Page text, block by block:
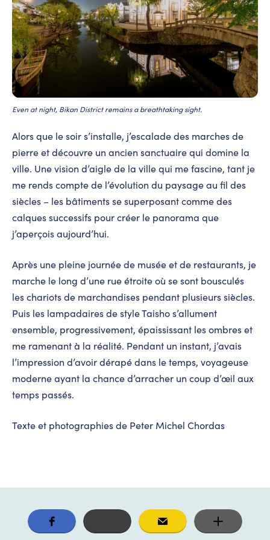
Even at night, Bikan District remains a breathtaking sight.
Alors que le soir s’installe, j’escalade des marches de
pierre et découvre un ancien sanctuaire qui domine la
ville. Une vision d’aigle de la ville qui me fascine, tant je
me rends compte de l’évolution du paysage au fil des
siècles – les bâtiments se superposant comme des
calques successifs pour créer le panorama que
j’aperçois aujourd’hui.
Après une pleine journée de musée et de restaurants, je
marche le long d’une rue étroite où se sont bousculés
les chariots de marchandises pendant plusieurs siècles.
Puis les lampadaires de style Taisho s’allument
ensemble, progressivement, épaississant les ombres et
me ramenant à la réalité. Pendant un instant, j’avais
l’impression d’avoir dérapé dans le temps, voyageuse
moderne ayant la chance d’arracher un coup d’œil aux
temps passés.
Texte et photographies de Peter Michel Chordas